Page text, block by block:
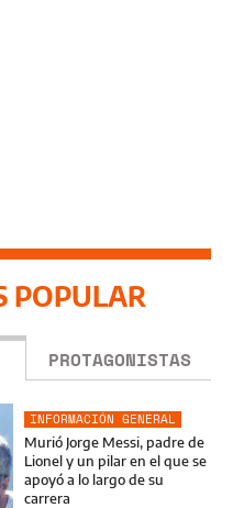
POPULAR
PROTAGONISTAS
INFORMACIÓN GENERAL
Murió Jorge Messi, padre de
Lionel y un pilar en el que se
apoyó a lo largo de su
carrera